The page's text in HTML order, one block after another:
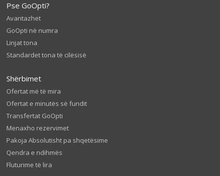
Pse GoOpti?
Avantazhet
GoOpti në numra
Linjat tona
Standardet tona të cilësisë
Shërbimet
Ofertat më të mira
Ofertat e minutës së fundit
Transfertat GoOpti
Menaxho rezervimet
Pakoja Absolutisht pa shqetësime
Qendra e ndihmës
Fluturime të lira